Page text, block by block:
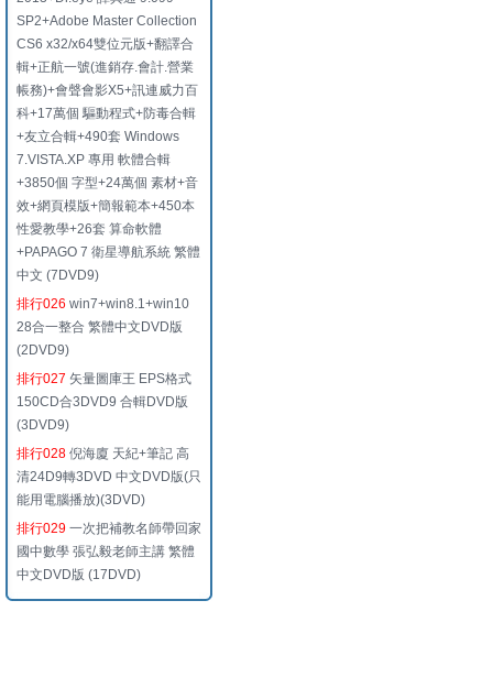
SP2+Adobe Master Collection
CS6 x32/x64雙位元版+翻譯合
輯+正航一號(進銷存.會計.營業
帳務)+會聲會影X5+訊連威力百
科+17萬個 驅動程式+防毒合輯
+友立合輯+490套 Windows
7.VISTA.XP 專用 軟體合輯
+3850個 字型+24萬個 素材+音
效+網頁模版+簡報範本+450本
性愛教學+26套 算命軟體
+PAPAGO 7 衛星導航系統 繁體
中文 (7DVD9)
排行026 win7+win8.1+win10
28合一整合 繁體中文DVD版
(2DVD9)
排行027 矢量圖庫王 EPS格式
150CD合3DVD9 合輯DVD版
(3DVD9)
排行028 倪海廈 天紀+筆記 高
清24D9轉3DVD 中文DVD版(只
能用電腦播放)(3DVD)
排行029 一次把補教名師帶回家
國中數學 張弘毅老師主講 繁體
中文DVD版 (17DVD)